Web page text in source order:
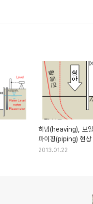
히빙(heaving), 보
파이핑(piping) 현상
2013.01.22